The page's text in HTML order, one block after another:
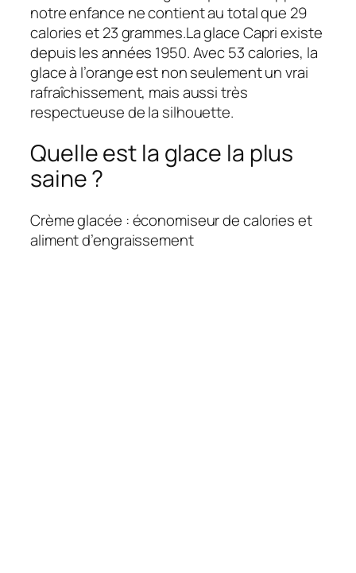
notre enfance ne contient au total que 29
calories et 23 grammes.La glace Capri existe
depuis les années 1950. Avec 53 calories, la
glace à l’orange est non seulement un vrai
rafraîchissement, mais aussi très
respectueuse de la silhouette.
Quelle est la glace la plus
saine ?
Crème glacée : économiseur de calories et
aliment d’engraissement